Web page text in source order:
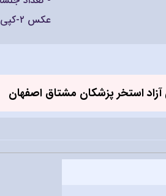
عکس ۲-کپی کارت ملی
استخر پزشکان مشتاق اصفهان